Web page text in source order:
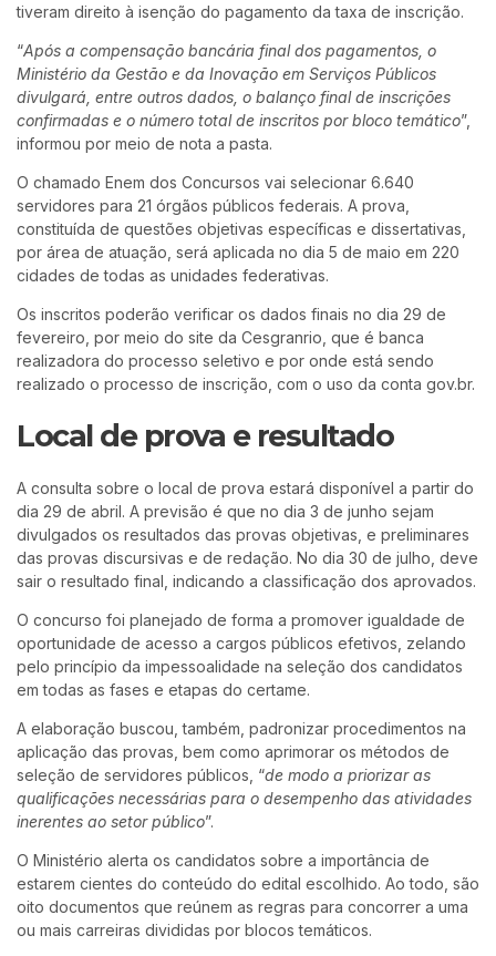
tiveram direito à isenção do pagamento da taxa de inscrição.
“Após a compensação bancária final dos pagamentos, o
Ministério da Gestão e da Inovação em Serviços Públicos
divulgará, entre outros dados, o balanço final de inscrições
confirmadas e o número total de inscritos por bloco temático”,
informou por meio de nota a pasta.
O chamado Enem dos Concursos vai selecionar 6.640
servidores para 21 órgãos públicos federais. A prova,
constituída de questões objetivas específicas e dissertativas,
por área de atuação, será aplicada no dia 5 de maio em 220
cidades de todas as unidades federativas.
Os inscritos poderão verificar os dados finais no dia 29 de
fevereiro, por meio do site da Cesgranrio, que é banca
realizadora do processo seletivo e por onde está sendo
realizado o processo de inscrição, com o uso da conta gov.br.
Local de prova e resultado
A consulta sobre o local de prova estará disponível a partir do
dia 29 de abril. A previsão é que no dia 3 de junho sejam
divulgados os resultados das provas objetivas, e preliminares
das provas discursivas e de redação. No dia 30 de julho, deve
sair o resultado final, indicando a classificação dos aprovados.
O concurso foi planejado de forma a promover igualdade de
oportunidade de acesso a cargos públicos efetivos, zelando
pelo princípio da impessoalidade na seleção dos candidatos
em todas as fases e etapas do certame.
A elaboração buscou, também, padronizar procedimentos na
aplicação das provas, bem como aprimorar os métodos de
seleção de servidores públicos, “de modo a priorizar as
qualificações necessárias para o desempenho das atividades
inerentes ao setor público”.
O Ministério alerta os candidatos sobre a importância de
estarem cientes do conteúdo do edital escolhido. Ao todo, são
oito documentos que reúnem as regras para concorrer a uma
ou mais carreiras divididas por blocos temáticos.